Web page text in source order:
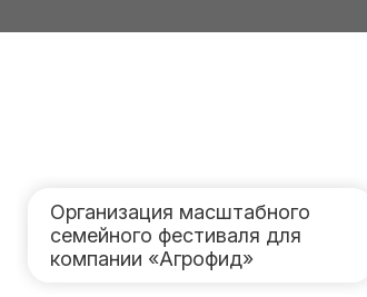
Организация масштабного
семейного фестиваля для
компании «Агрофид»